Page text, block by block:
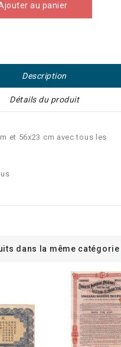
au panier
Description
Détails du produit
et 56x23 cm avec tous les
dans la même catégorie :